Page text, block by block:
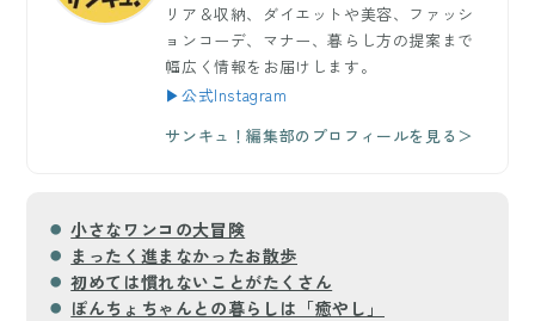
リア＆収納、ダイエットや美容、ファッシ
ョンコーデ、マナー、暮らし方の提案まで
幅広く情報をお届けします。
▶公式Instagram
サンキュ！編集部のプロフィールを見る＞
小さなワンコの大冒険
まったく進まなかったお散歩
初めては慣れないことがたくさん
ぽんちょちゃんとの暮らしは「癒やし」